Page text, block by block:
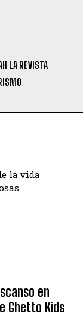
LA REVISTA
la vida
en
Ghetto Kids